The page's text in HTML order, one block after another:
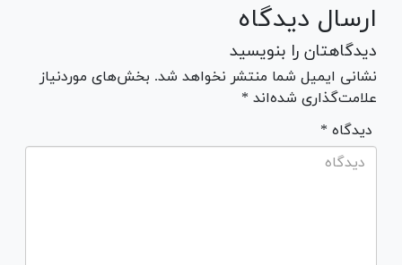
ارسال دیدگاه
دیدگاهتان را بنویسید
نشانی ایمیل شما منتشر نخواهد شد. بخش‌های موردنیاز
علامت‌گذاری شده‌اند *
* دیدگاه